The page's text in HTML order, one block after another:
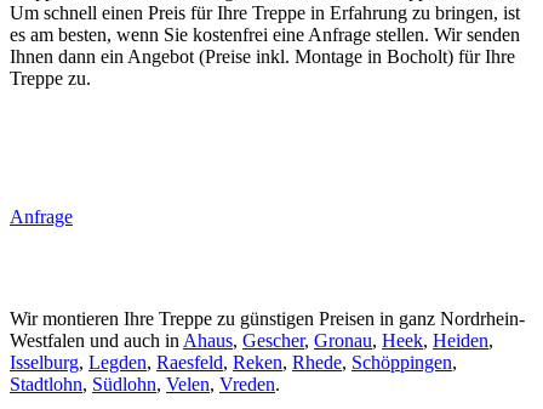
Um schnell einen Preis für Ihre Treppe in Erfahrung zu bringen, ist
es am besten, wenn Sie kostenfrei eine Anfrage stellen. Wir senden
Ihnen dann ein Angebot (Preise inkl. Montage in Bocholt) für Ihre
Treppe zu.
Anfrage
Wir montieren Ihre Treppe zu günstigen Preisen in ganz Nordrhein-
Westfalen und auch in Ahaus, Gescher, Gronau, Heek, Heiden,
Isselburg, Legden, Raesfeld, Reken, Rhede, Schöppingen,
Stadtlohn, Südlohn, Velen, Vreden.